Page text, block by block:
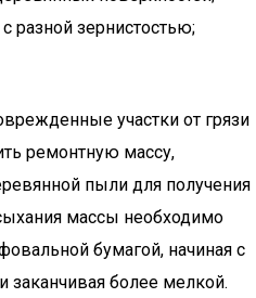
разной зернистостью;
участки от грязи
ремонтную массу,
пыли для получения
массы необходимо
бумагой, начиная с
заканчивая более мелкой.